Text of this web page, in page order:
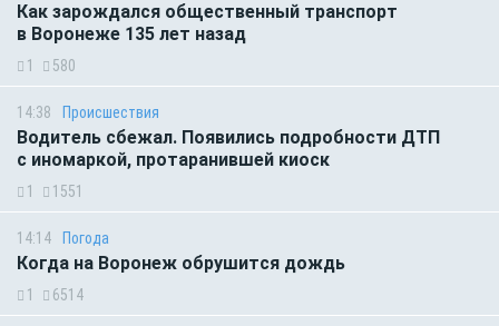
Как зарождался общественный транспорт
в Воронеже 135 лет назад
1 580
14:38 Происшествия
Водитель сбежал. Появились подробности ДТП
с иномаркой, протаранившей киоск
1 1551
14:14 Погода
Когда на Воронеж обрушится дождь
1 6514